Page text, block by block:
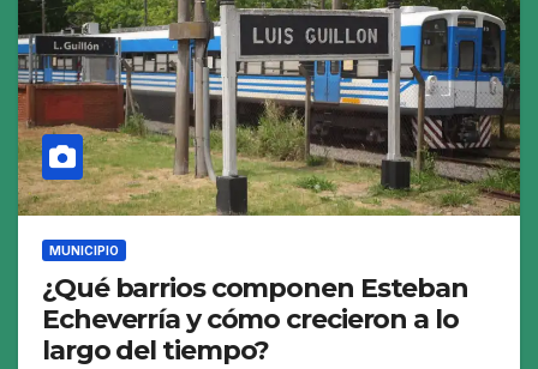
MUNICIPIO
¿Qué barrios componen Esteban
Echeverría y cómo crecieron a lo
largo del tiempo?